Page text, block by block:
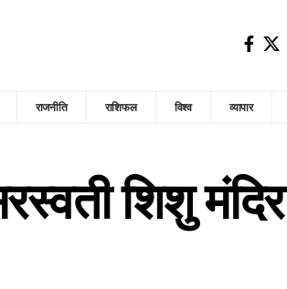
राजनीति राशिफल विश्व व्यापार
शिशु